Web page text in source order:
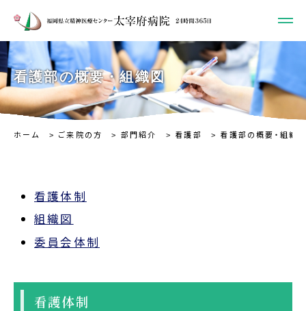
看護部の概要・組織図
ホーム ご来院の方 部門紹介 看護部 看護部の概要・組織
看護体制
組織図
委員会体制
看護体制